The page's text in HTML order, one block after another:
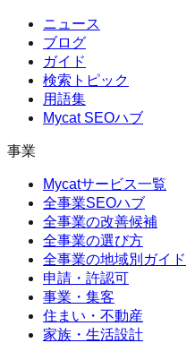
ニュース
ブログ
ガイド
検索トピック
用語集
Mycat SEOハブ
事業
Mycatサービス一覧
全事業SEOハブ
全事業の改善候補
全事業の選び方
全事業の地域別ガイド
申請・許認可
事業・集客
住まい・不動産
家族・生活設計